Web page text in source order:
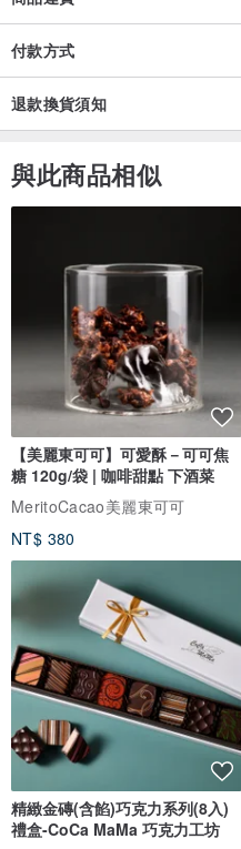
付款方式
退款換貨須知
與此商品相似
【美麗東可可】可愛酥－可可焦
糖 120g/袋 | 咖啡甜點 下酒菜
MeritoCacao美麗東可可
NT$ 380
精緻金磚(含餡)巧克力系列(8入)
禮盒-CoCa MaMa 巧克力工坊